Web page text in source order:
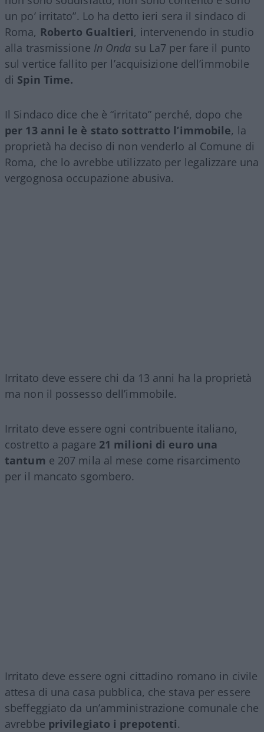
un po’ irritato”. Lo ha detto ieri sera il sindaco di
Roma, Roberto Gualtieri, intervenendo in studio
alla trasmissione In Onda su La7 per fare il punto
sul vertice fallito per l’acquisizione dell’immobile
di Spin Time.
Il Sindaco dice che è “irritato” perché, dopo che
per 13 anni le è stato sottratto l’immobile, la
proprietà ha deciso di non venderlo al Comune di
Roma, che lo avrebbe utilizzato per legalizzare una
vergognosa occupazione abusiva.
Irritato deve essere chi da 13 anni ha la proprietà
ma non il possesso dell’immobile.
Irritato deve essere ogni contribuente italiano,
costretto a pagare 21 milioni di euro una
tantum e 207 mila al mese come risarcimento
per il mancato sgombero.
Irritato deve essere ogni cittadino romano in civile
attesa di una casa pubblica, che stava per essere
sbeffeggiato da un’amministrazione comunale che
avrebbe privilegiato i prepotenti.